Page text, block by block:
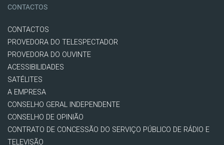
CONTACTOS
CONTACTOS
PROVEDORA DO TELESPECTADOR
PROVEDORA DO OUVINTE
ACESSIBILIDADES
SATÉLITES
A EMPRESA
CONSELHO GERAL INDEPENDENTE
CONSELHO DE OPINIÃO
CONTRATO DE CONCESSÃO DO SERVIÇO PÚBLICO DE RÁDIO E
TELEVISÃO